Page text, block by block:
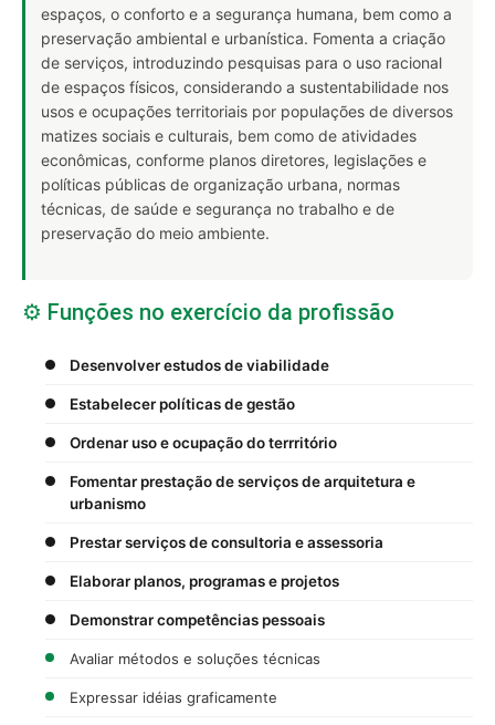
espaços, o conforto e a segurança humana, bem como a
preservação ambiental e urbanística. Fomenta a criação
de serviços, introduzindo pesquisas para o uso racional
de espaços físicos, considerando a sustentabilidade nos
usos e ocupações territoriais por populações de diversos
matizes sociais e culturais, bem como de atividades
econômicas, conforme planos diretores, legislações e
políticas públicas de organização urbana, normas
técnicas, de saúde e segurança no trabalho e de
preservação do meio ambiente.
⚙️ Funções no exercício da profissão
Desenvolver estudos de viabilidade
Estabelecer políticas de gestão
Ordenar uso e ocupação do terrritório
Fomentar prestação de serviços de arquitetura e
urbanismo
Prestar serviços de consultoria e assessoria
Elaborar planos, programas e projetos
Demonstrar competências pessoais
Avaliar métodos e soluções técnicas
Expressar idéias graficamente